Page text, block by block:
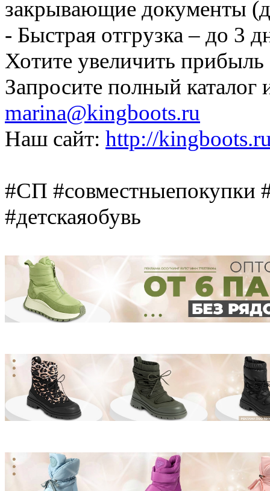
закрывающие документы
- Быстрая отгрузка – до 3
Хотите увеличить
Запросите полный
marina@kingboots.ru
Наш сайт: http://
#СП #совместныепокупки
#детскаяобувь